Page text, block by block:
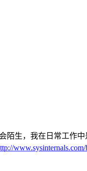
陌生，我在日常工作